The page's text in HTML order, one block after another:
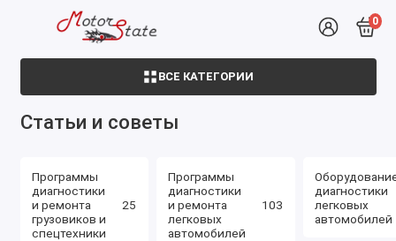
0
ВСЕ КАТЕГОРИИ
Статьи и советы
Программы
диагностики
и ремонта
грузовиков и
спецтехники
25
Программы
диагностики
и ремонта
легковых
автомобилей
103
диагностики
легковых
автомобилей